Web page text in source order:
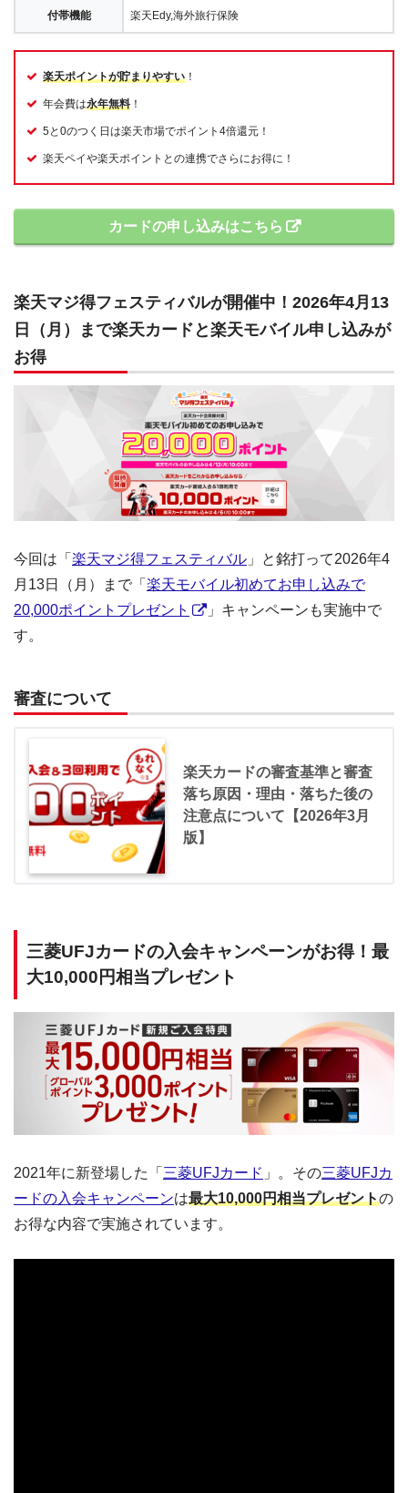
付帯機能 楽天Edy,海外旅行保険
楽天ポイントが貯まりやすい ！
年会費は永年無料 ！
5と0のつく日は楽天市場でポイント4倍還元！
楽天ペイや楽天ポイントとの連携でさらにお得に！
カードの申し込みはこちら
楽天マジ得フェスティバルが開催中！2026年4月13
日（月）まで楽天カードと楽天モバイル申し込みが
お得
今回は「 楽天マジ得フェスティバル 」と銘打って2026年4
月13日（月）まで「 楽天モバイル初めてお申し込みで
20,000ポイントプレゼント
」キャンペーンも実施中で
す。
審査について
楽天カードの審査基準と審査
落ち原因・理由・落ちた後の
注意点について【2026年3月
版】
三菱UFJカードの入会キャンペーンがお得！最
大10,000円相当プレゼント
2021年に新登場した「 三菱UFJカード 」。その三菱UFJカ
ードの入会キャンペーンは最大10,000円相当プレゼントの
お得な内容で実施されています。